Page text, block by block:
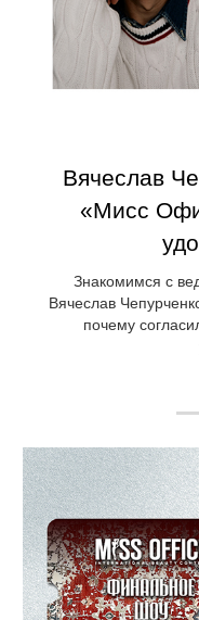
Вячеслав
«Мисс
Знакомимся с
Вячеслав
почему